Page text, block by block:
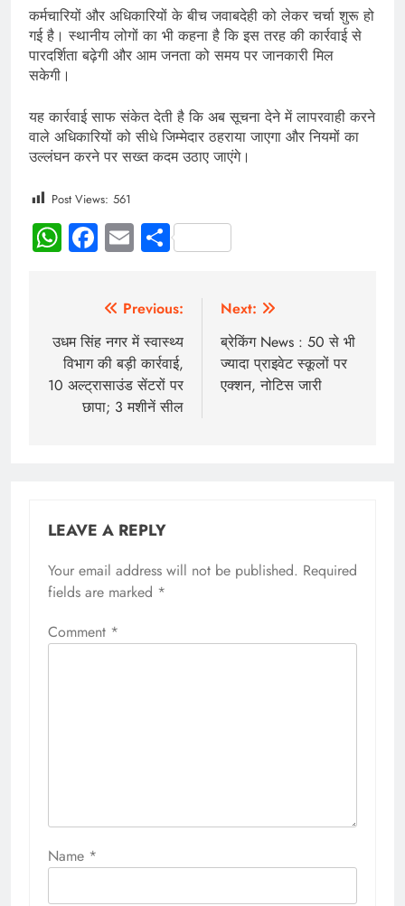
कर्मचारियों और अधिकारियों के बीच जवाबदेही को लेकर चर्चा शुरू हो
गई है। स्थानीय लोगों का भी कहना है कि इस तरह की कार्रवाई से
पारदर्शिता बढ़ेगी और आम जनता को समय पर जानकारी मिल
सकेगी।
यह कार्रवाई साफ संकेत देती है कि अब सूचना देने में लापरवाही करने
वाले अधिकारियों को सीधे जिम्मेदार ठहराया जाएगा और नियमों का
उल्लंघन करने पर सख्त कदम उठाए जाएंगे।
Post Views: 561
WhatsApp
Facebook
EmailShare
Previous:
उधम सिंह नगर में स्वास्थ्य
विभाग की बड़ी कार्रवाई,
10 अल्ट्रासाउंड सेंटरों पर
छापा; 3 मशीनें सील
Next:
ब्रेकिंग News : 50 से भी
ज्यादा प्राइवेट स्कूलों पर
एक्शन, नोटिस जारी
LEAVE A REPLY
Your email address will not be published. Required
fields are marked *
Comment *
Name *